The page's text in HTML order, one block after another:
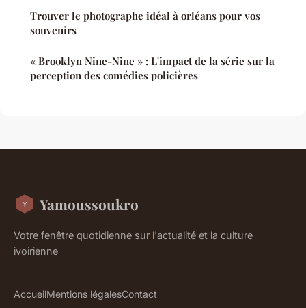
Trouver le photographe idéal à orléans pour vos
souvenirs
« Brooklyn Nine-Nine » : L'impact de la série sur la
perception des comédies policières
Yamoussoukro
Votre fenêtre quotidienne sur l'actualité et la culture
ivoirienne
AccueilMentions légalesContact